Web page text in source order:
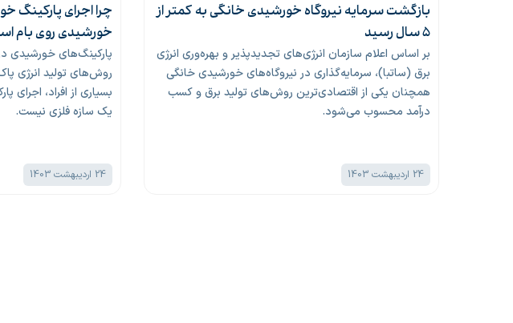
بازگشت سرمایه نیروگاه خورشیدی خانگی به کمتر از
۵ سال رسید
بر اساس اعلام سازمان انرژی‌های تجدیدپذیر و بهره‌وری انرژی
برق (ساتبا)، سرمایه‌گذاری در نیروگاه‌های خورشیدی خانگی
همچنان یکی از اقتصادی‌ترین روش‌های تولید برق و کسب
درآمد محسوب می‌شود.
24 اردیبهشت 1403
چرا اجرای پارکینگ
خورشیدی روی بام
پارکینگ‌های خورشیدی
روش‌های تولید انرژی
بسیاری از افراد،
یک سازه فلزی نیست.
24 اردیبهشت 1403